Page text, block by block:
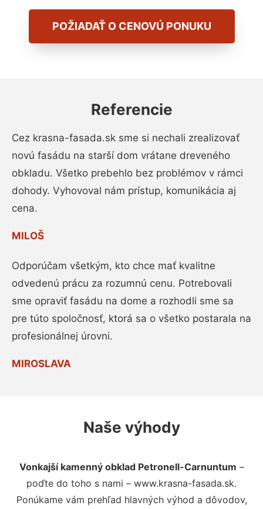
POŽIADAŤ O CENOVÚ PONUKU
Referencie
Cez krasna-fasada.sk sme si nechali zrealizovať
novú fasádu na starší dom vrátane dreveného
obkladu. Všetko prebehlo bez problémov v rámci
dohody. Vyhovoval nám prístup, komunikácia aj
cena.
MILOŠ
Odporúčam všetkým, kto chce mať kvalitne
odvedenú prácu za rozumnú cenu. Potrebovali
sme opraviť fasádu na dome a rozhodli sme sa
pre túto spoločnosť, ktorá sa o všetko postarala na
profesionálnej úrovni.
MIROSLAVA
Naše výhody
Vonkajší kamenný obklad Petronell-Carnuntum –
poďte do toho s nami – www.krasna-fasada.sk.
Ponúkame vám prehľad hlavných výhod a dôvodov,